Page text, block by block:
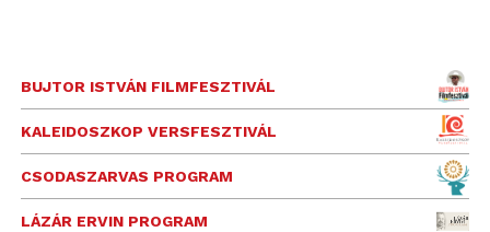
BUJTOR ISTVÁN FILMFESZTIVÁL
KALEIDOSZKOP VERSFESZTIVÁL
CSODASZARVAS PROGRAM
LÁZÁR ERVIN PROGRAM